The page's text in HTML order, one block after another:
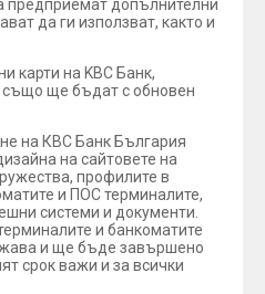
предприемат допълнителни
да ги използват, както и
карти на KBC Банк,
също ще бъдат с обновен
на КВС Банк България
на сайтовете на
профилите в
и ПОС терминалите,
системи и документи.
и банкоматите
и ще бъде завършено
срок важи и за всички